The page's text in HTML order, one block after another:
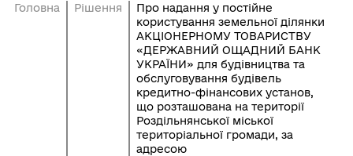
Головна Рішення
Про надання у постійне
користування земельної ділянки
АКЦІОНЕРНОМУ ТОВАРИСТВУ
«ДЕРЖАВНИЙ ОЩАДНИЙ БАНК
УКРАЇНИ» для будівництва та
обслуговування будівель
кредитно-фінансових установ,
що розташована на території
Роздільнянської міської
територіальної громади, за
адресою